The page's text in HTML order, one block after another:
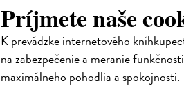
Príjmete naše
K prevádzke internetového
na zabezpečenie a meranie
maximálneho pohodlia a spokojnosti.